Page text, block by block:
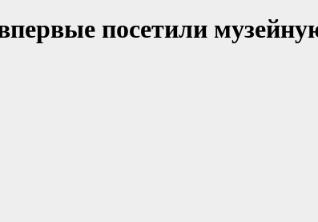
посетили